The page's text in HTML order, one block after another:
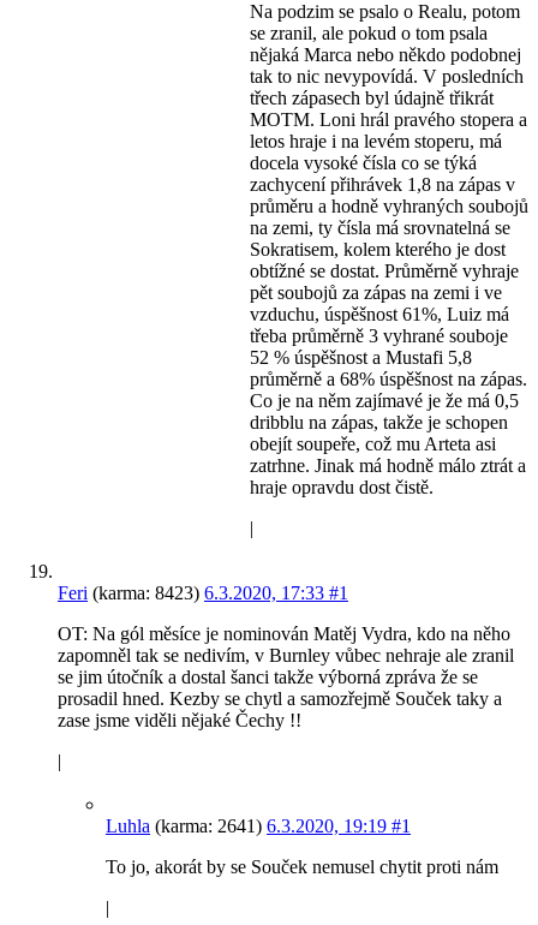
Na podzim se psalo o Realu, potom
se zranil, ale pokud o tom psala
nějaká Marca nebo někdo podobnej
tak to nic nevypovídá. V posledních
třech zápasech byl údajně třikrát
MOTM. Loni hrál pravého stopera a
letos hraje i na levém stoperu, má
docela vysoké čísla co se týká
zachycení přihrávek 1,8 na zápas v
průměru a hodně vyhraných soubojů
na zemi, ty čísla má srovnatelná se
Sokratisem, kolem kterého je dost
obtížné se dostat. Průměrně vyhraje
pět soubojů za zápas na zemi i ve
vzduchu, úspěšnost 61%, Luiz má
třeba průměrně 3 vyhrané souboje
52 % úspěšnost a Mustafi 5,8
průměrně a 68% úspěšnost na zápas.
Co je na něm zajímavé je že má 0,5
dribblu na zápas, takže je schopen
obejít soupeře, což mu Arteta asi
zatrhne. Jinak má hodně málo ztrát a
hraje opravdu dost čistě.
|
Feri (karma: 8423) 6.3.2020, 17:33 #1
OT: Na gól měsíce je nominován Matěj Vydra, kdo na něho
zapomněl tak se nedivím, v Burnley vůbec nehraje ale zranil
se jim útočník a dostal šanci takže výborná zpráva že se
prosadil hned. Kezby se chytl a samozřejmě Souček taky a
zase jsme viděli nějaké Čechy !!
|
Luhla (karma: 2641) 6.3.2020, 19:19 #1
To jo, akorát by se Souček nemusel chytit proti nám
|